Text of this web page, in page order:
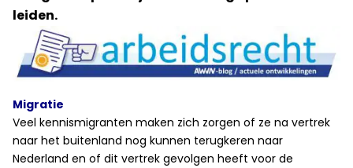
leiden.
Migratie
Veel kennismigranten maken zich zorgen of ze na vertrek
naar het buitenland nog kunnen terugkeren naar
Nederland en of dit vertrek gevolgen heeft voor de